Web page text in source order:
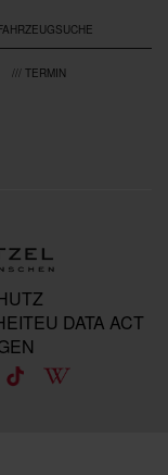
/// TERMIN
EU DATA ACT